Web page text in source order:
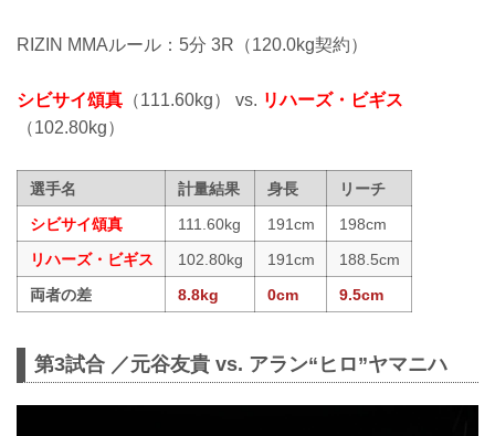
RIZIN MMAルール：5分 3R（120.0kg契約）
シビサイ頌真 （111.60kg） vs. リハーズ・ビギス
（102.80kg）
選手名 計量結果 身長
リーチ
シビサイ頌真
111.60kg 191cm
198cm
リハーズ・ビギス
102.80kg 191cm
188.5cm
両者の差
8.8kg 0cm 9.5cm
第3試合 ／元谷友貴 vs. アラン“ヒロ”ヤマニハ